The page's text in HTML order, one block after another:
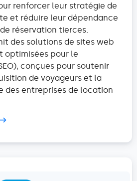
renforcer leur stratégie de
et réduire leur dépendance
réservation tierces.
des solutions de sites web
optimisées pour le
conçues pour soutenir
de voyageurs et la
des entreprises de location